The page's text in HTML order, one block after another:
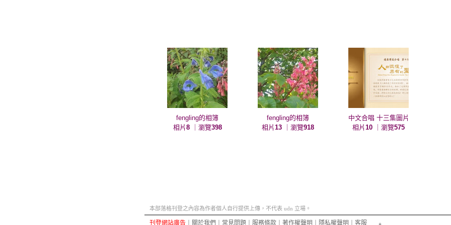
fengling的相簿
相片 8｜瀏覽398
fengling的相簿
相片 13 ｜瀏覽918
中文合唱 十三集圖片
相片 10 ｜瀏覽575
本部落格刊登之內容為作者個人自行提供上傳，不代表 udn 立場。
刊登網站廣告 關於我們 常見問題 服務條款 著作權聲明 隱私權聲明 客服